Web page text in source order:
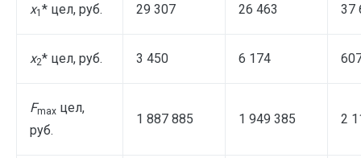
x1 * цел, руб. 29 307 26 463 37
x2* цел, руб. 3 450 6 174
Fmax цел,
руб.
1 887 885 1 949 385 2